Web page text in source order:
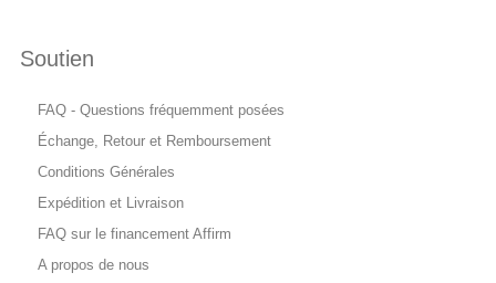
Soutien
FAQ - Questions fréquemment posées
Échange, Retour et Remboursement
Conditions Générales
Expédition et Livraison
FAQ sur le financement Affirm
A propos de nous